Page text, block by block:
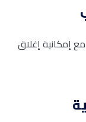
إمكانية إغلاق